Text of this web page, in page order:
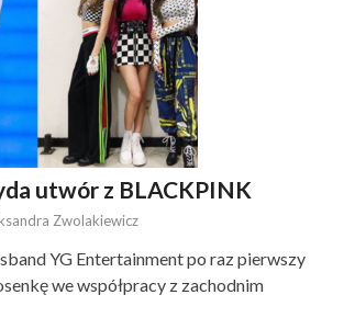
utwór z BLACKPINK
Zwolakiewicz
YG Entertainment po raz pierwszy
we współpracy z zachodnim